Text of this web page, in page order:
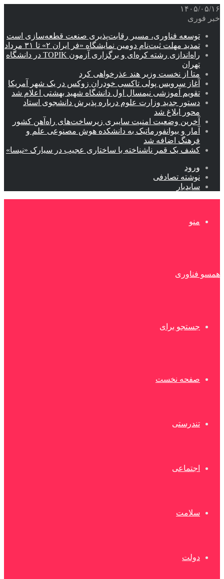
۱۴۰۵/۰۵/۱۶
خبر فوری
توسعه فناوری، مسیر رقابت‌پذیری صنعت قطعه‌سازی است
تمدید مهلت ثبت‌نام دومین نمایشگاه «فر ایران ۲» تا ۳۱ مرداد
راه‌اندازی رشته کره‌ای و برگزاری آزمون TOPIK در دانشگاه
تهران
متا از نخست وزیر هند عذرخواهی کرد
آغاز سرویس پولی تاکسی خودران زوکس در یک شهر آمریکا
تقویم آموزشی نیمسال اول دانشگاه شهید بهشتی اعلام شد
دستور جدید وزارت علوم درباره پذیرش دانشجوی استاد
محور ابلاغ شد
آخرین وضعیت امنیت سایبری زیرساخت‌های راه‌آهن کشور
آمار و بیوانفورماتیک به دانشکده هوش مصنوعی علم و
فرهنگ اضافه شد
کشف یک قمر ناشناخته با ساختاری عجیب در سیارک «نیسا»
ورود
نوشته تصادفی
سایدبار
منو
همسو فناوری
جستجو برای
صفحه نخست
تندرستی
اجتماعی
سلامت
دولت